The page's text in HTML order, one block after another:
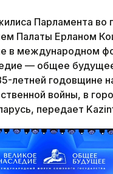
Парламента во
Палаты Ерланом
в международном
— общее
летней годовщине
войны, в
передает